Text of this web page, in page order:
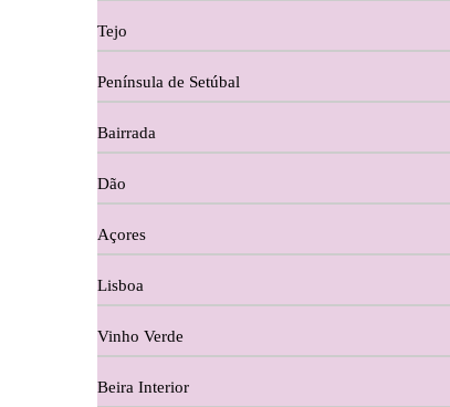
Caves de São João - Bairrada
Charcutaria
Copos e Decanter
Cortes De Reguengo Douro
Digestivos
Divai - Alentejo
Dona Sancha Dão
Doroteia Douro
Tejo
Península de Setúbal
Bairrada
Dão
Açores
Lisboa
Vinho Verde
Beira Interior